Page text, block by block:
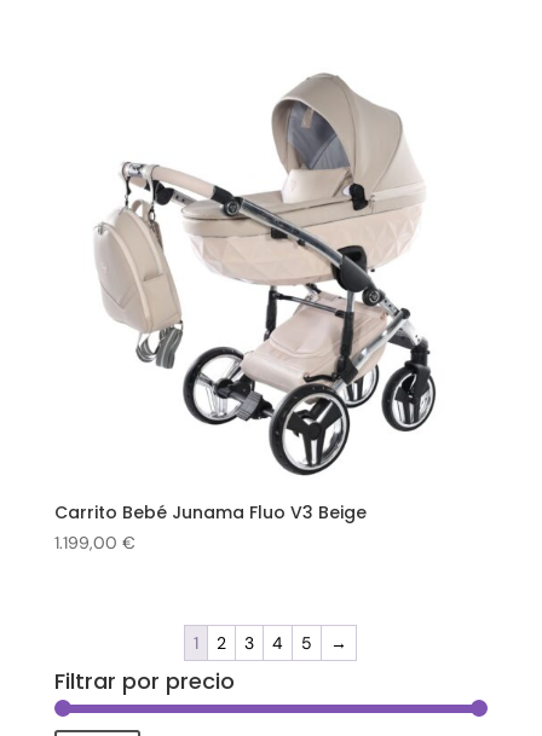
Carrito Bebé Junama Fluo V3 Beige
1.199,00 €
1 2 3 4 5 →
Filtrar por precio